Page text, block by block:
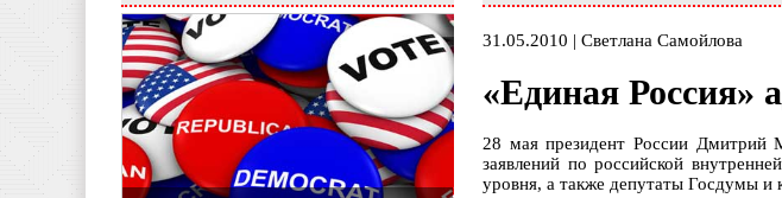
31.05.2010 | Светлана Самойлова
«Единая Россия»
28 мая президент России Дмитрий
заявлений по российской
уровня, а также депутаты Госдумы и